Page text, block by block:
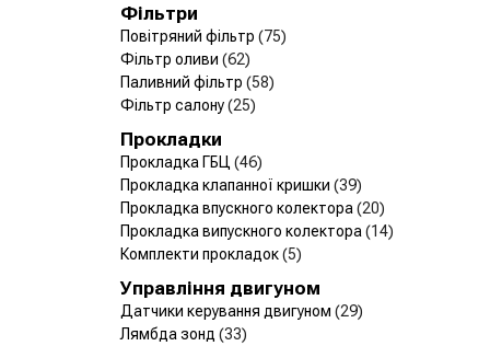
Фільтри
Повітряний фільтр (75)
Фільтр оливи (62)
Паливний фільтр (58)
Фільтр салону(25)
Прокладки
Прокладка ГБЦ (46)
Прокладка клапанної кришки (39)
Прокладка впускного колектора (20)
Прокладка випускного колектора (14)
Комплекти прокладок(5)
Управління двигуном
Датчики керування двигуном (29)
Лямбда зонд (33)